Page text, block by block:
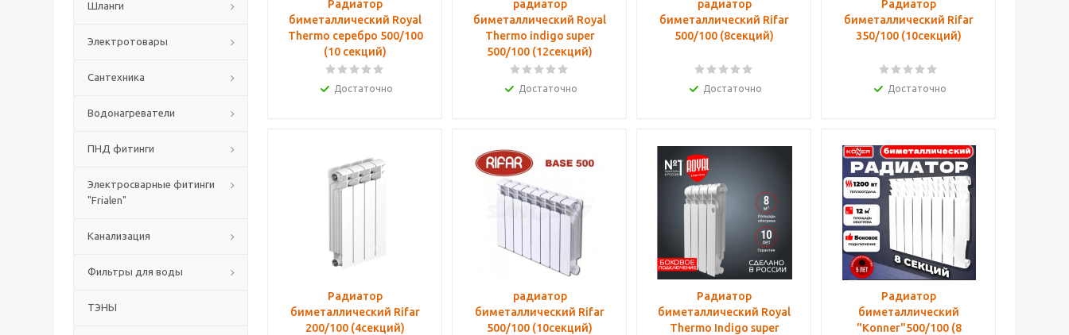
Шланги
Электротовары
Сантехника
Водонагреватели
ПНД фитинги
Электросварные фитинги
"Frialen"
Канализация
Фильтры для воды
ТЭНЫ
Радиатор
биметаллический Royal
Thermo серебро 500/100
(10 секций)
Достаточно
радиатор
биметаллический Royal
Thermo indigo super
500/100 (12cекций)
Достаточно
радиатор
биметаллический Rifar
500/100 (8cекций)
Достаточно
Радиатор
биметаллический Rifar
350/100 (10секций)
Достаточно
Радиатор
биметаллический Rifar
200/100 (4секций)
радиатор
биметаллический Rifar
500/100 (10cекций)
Радиатор
биметаллический Royal
Thermo Indigo super
Радиатор
биметаллический
"Konner"500/100 (8